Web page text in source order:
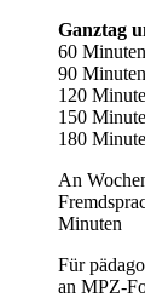
Ganztag
60
90
120
150
180
An
Minuten
Für
an MPZ-